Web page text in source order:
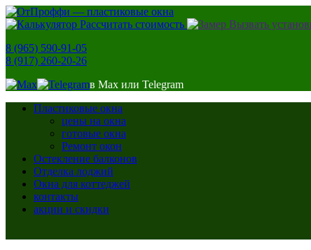
Рассчитать стоимость
Вызвать
8 (965) 590-91-05
8 (917) 260-20-26
в Max или Telegram
Пластиковые окна
цены на окна
готовые окна
Ремонт окон
Остекление балконов
Отделка лоджий
Окна для коттеджей
контакты
акции и скидки